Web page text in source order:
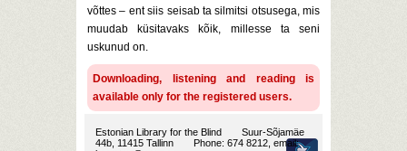
võttes – ent siis seisab ta silmitsi otsusega, mis
muudab küsitavaks kõik, millesse ta seni
uskunud on.
Downloading, listening and reading is
available only for the registered users.
Estonian Library for the Blind
Suur-Sõjamäe
44b, 11415 Tallinn
Phone: 674 8212, email: